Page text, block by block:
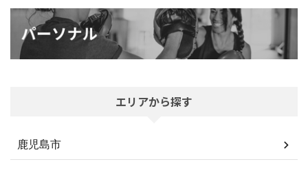
エリアから探す
鹿児島市